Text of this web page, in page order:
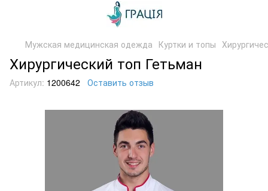
Мужская медицинская одежда Куртки и топы
Хирургический топ Гетьман
Артикул: 1200642 Оставить отзыв